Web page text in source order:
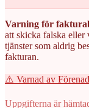
Varning för
att skicka falska eller
tjänster som aldrig
fakturan.
⚠️ Varnad av
Uppgifterna är